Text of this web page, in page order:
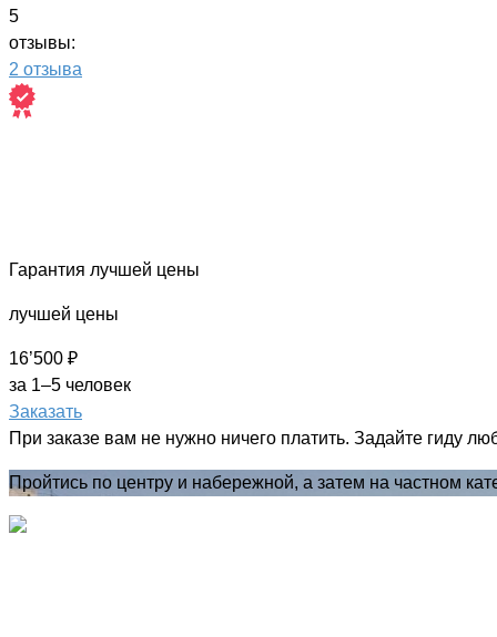
5
отзывы:
2 отзыва
Гарантия лучшей цены
лучшей цены
16’500 ₽
за 1–5 человек
Заказать
При заказе вам не нужно ничего платить. Задайте гиду
Пройтись по центру и набережной, а затем на частном